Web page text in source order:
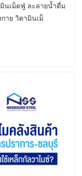
นเม็ดฟู่ ละลายน้ำดื่ม
าย วิตามินเม็